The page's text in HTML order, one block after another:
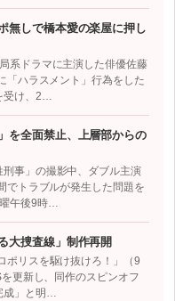
無しで橋本愛の楽屋に押し
系ドラマに主演した俳優佐藤
「ハラスメント」行為をした
受け、2…
を全面禁止、上層部からの
事」の撮影中、ダブル主演
でトラブルが発生した問題を
午後9時…
大捜査線」制作再開
リスを駆け抜けろ！」（9
更新し、同作のスピンオフ
成」と明…